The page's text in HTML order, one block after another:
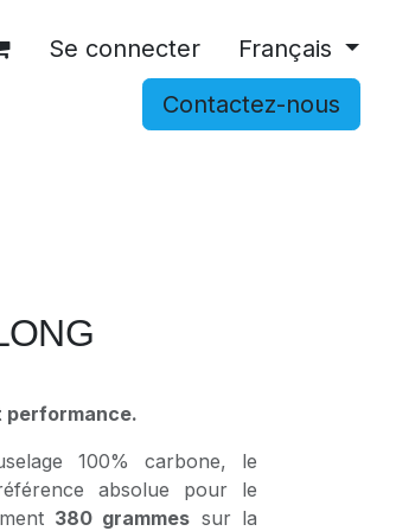
Se connecter
Français
Contactez-nous
100% carbone, le
absolue pour le
380 grammes sur la